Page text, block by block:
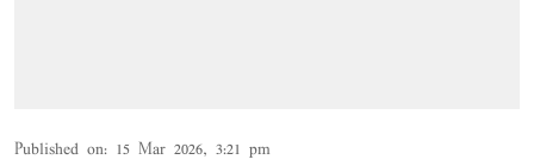
Published on: 15 Mar 2026, 3:21 pm